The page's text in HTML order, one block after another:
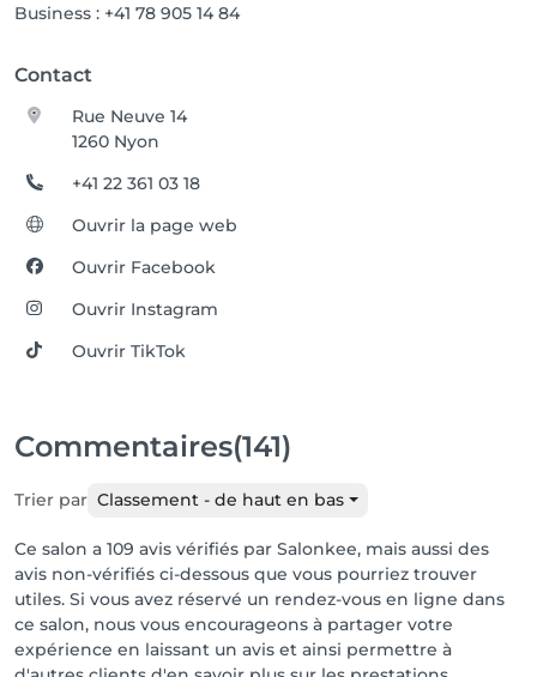
Business : +41 78 905 14 84
Contact
Rue Neuve 14
1260 Nyon
+41 22 361 03 18
Ouvrir la page web
Ouvrir Facebook
Ouvrir Instagram
Ouvrir TikTok
Commentaires(141)
Trier par Classement - de haut en bas
Ce salon a 109 avis vérifiés par Salonkee, mais aussi des
avis non-vérifiés ci-dessous que vous pourriez trouver
utiles. Si vous avez réservé un rendez-vous en ligne dans
ce salon, nous vous encourageons à partager votre
expérience en laissant un avis et ainsi permettre à